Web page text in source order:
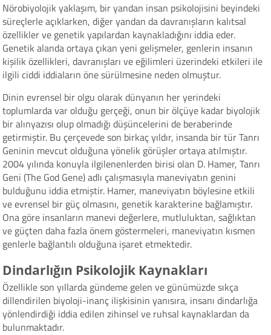
Nörobiyolojik yaklaşım, bir yandan insan psikolojisini beyindeki
süreçlerle açıklarken, diğer yandan da davranışların kalıtsal
özellikler ve genetik yapılardan kaynakladığını iddia eder.
Genetik alanda ortaya çıkan yeni gelişmeler, genlerin insanın
kişilik özellikleri, davranışları ve eğilimleri üzerindeki etkileri ile
ilgili ciddi iddiaların öne sürülmesine neden olmuştur.
Dinin evrensel bir olgu olarak dünyanın her yerindeki
toplumlarda var olduğu gerçeği, onun bir ölçüye kadar biyolojik
bir alınyazısı olup olmadığı düşüncelerini de beraberinde
getirmiştir. Bu çerçevede son birkaç yıldır, insanda bir tür Tanrı
Geninin mevcut olduğuna yönelik görüşler ortaya atılmıştır.
2004 yılında konuyla ilgilenenlerden birisi olan D. Hamer, Tanrı
Geni (The God Gene) adlı çalışmasıyla maneviyatın genini
bulduğunu iddia etmiştir. Hamer, maneviyatın böylesine etkili
ve evrensel bir güç olmasını, genetik karakterine bağlamıştır.
Ona göre insanların manevi değerlere, mutluluktan, sağlıktan
ve güçten daha fazla önem göstermeleri, maneviyatın kısmen
genlerle bağlantılı olduğuna işaret etmektedir.
Dindarlığın Psikolojik Kaynakları
Özellikle son yıllarda gündeme gelen ve günümüzde sıkça
dillendirilen biyoloji-inanç ilişkisinin yanısıra, insanı dindarlığa
yönlendirdiği iddia edilen zihinsel ve ruhsal kaynaklardan da
bulunmaktadır.